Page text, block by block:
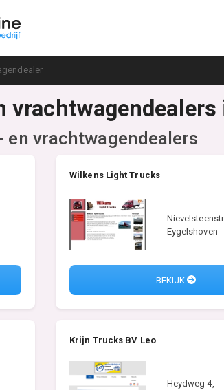
vrachtwagendealers
en vrachtwagendealers
Wilkens Light Trucks
Eygelshoven
BEKIJK
Krijn Trucks BV Leo
Heydweg 4,